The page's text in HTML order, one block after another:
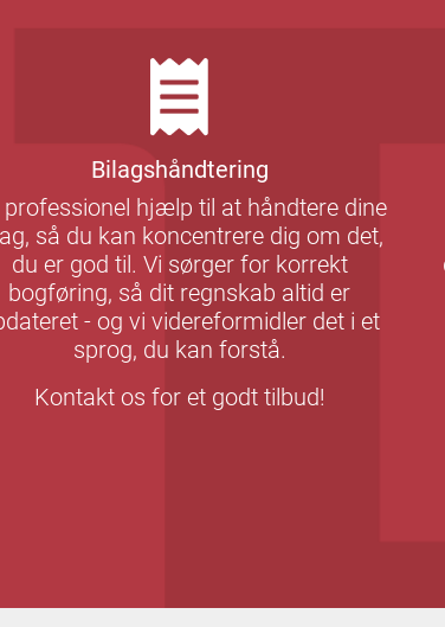
Bilagshåndtering
professionel hjælp til at håndtere dine
så du kan koncentrere dig om det,
du er god til. Vi sørger for korrekt
bogføring, så dit regnskab altid er
- og vi videreformidler det i et
sprog, du kan forstå.
Kontakt os for et godt tilbud!